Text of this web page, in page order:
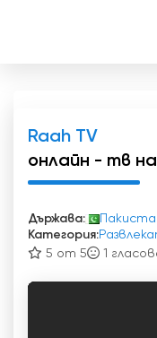
Raah TV
онлайн - тв
Държава:
Категория:
5 от 5
1